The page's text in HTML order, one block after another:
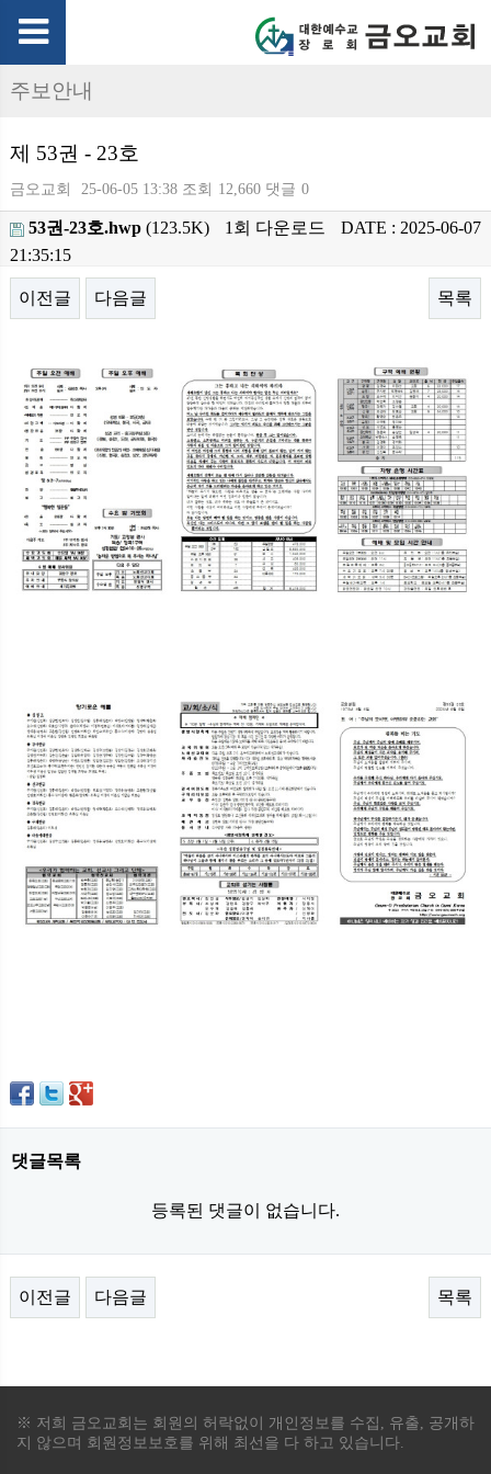
주보안내
제 53권 - 23호
금오교회 25-06-05 13:38 조회 12,660 댓글 0
53권-23호.hwp (123.5K) 1회 다운로드
DATE : 2025-06-07
21:35:15
이전글 다음글 목록
댓글목록
등록된 댓글이 없습니다.
이전글 다음글 목록
※ 저희 금오교회는 회원의 허락없이 개인정보를 수집, 유출, 공개하
지 않으며 회원정보보호를 위해 최선을 다 하고 있습니다.